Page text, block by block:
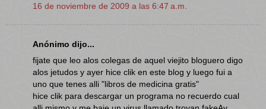
16 de noviembre de 2009 a las 6:47 a.m.
Anónimo dijo...
fijate que leo alos colegas de aquel viejito bloguero digo
alos jetudos y ayer hice clik en este blog y luego fui a
uno que tenes alli "libros de medicina gratis"
hice clik para descargar un programa no recuerdo cual